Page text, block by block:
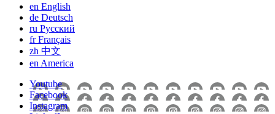
en English
de Deutsch
ru Pусский
frFrançais
zh 中文
en America
Youtube
Facebook
Instagram